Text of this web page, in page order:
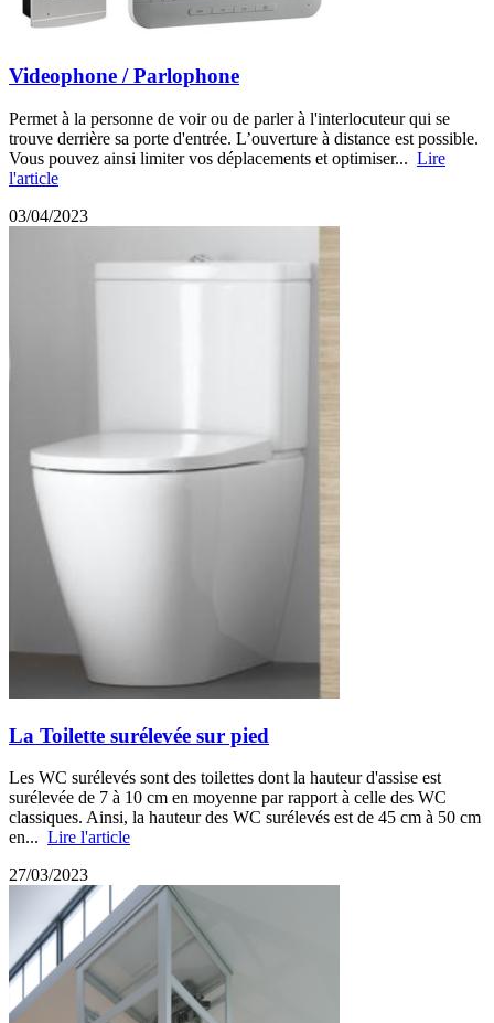
Videophone / Parlophone
Permet à la personne de voir ou de parler à l'interlocuteur qui se
trouve derrière sa porte d'entrée. L’ouverture à distance est possible.
Vous pouvez ainsi limiter vos déplacements et optimiser... Lire
l'article
03/04/2023
La Toilette surélevée sur pied
Les WC surélevés sont des toilettes dont la hauteur d'assise est
surélevée de 7 à 10 cm en moyenne par rapport à celle des WC
classiques. Ainsi, la hauteur des WC surélevés est de 45 cm à 50 cm
en... Lire l'article
27/03/2023